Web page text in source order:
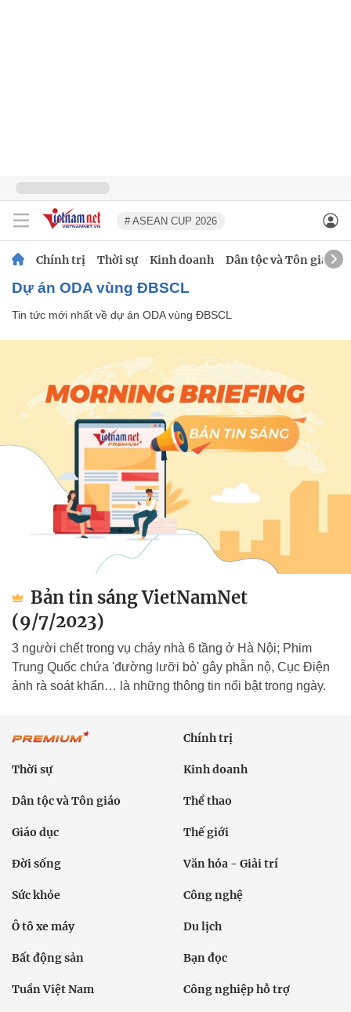
# ASEAN CUP 2026
Chính trị Thời sự Kinh doanh Dân tộc và Tôn giáo
dự án ODA vùng ĐBSCL
Tin tức mới nhất về dự án ODA vùng ĐBSCL
Bản tin sáng VietNamNet
(9/7/2023)
3 người chết trong vụ cháy nhà 6 tầng ở Hà Nội; Phim
Trung Quốc chứa 'đường lưỡi bò' gây phẫn nộ, Cục Điện
ảnh rà soát khẩn… là những thông tin nổi bật trong ngày.
Chính trị
Thời sự Kinh doanh
Dân tộc và Tôn giáo Thể thao
Giáo dục Thế giới
Đời sống Văn hóa - Giải trí
Sức khỏe Công nghệ
Ô tô xe máy Du lịch
Bất động sản Bạn đọc
Tuần Việt Nam Công nghiệp hỗ trợ